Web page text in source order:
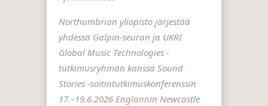
Northumbrian yliopisto järjestää
yhdessä Galpin-seuran ja UKRI
Global Music Technologies -
tutkimusryhmän kanssa Sound
Stories -soitintutkimuskonferenssin
17.–19.6.2026 Englannin Newcastle